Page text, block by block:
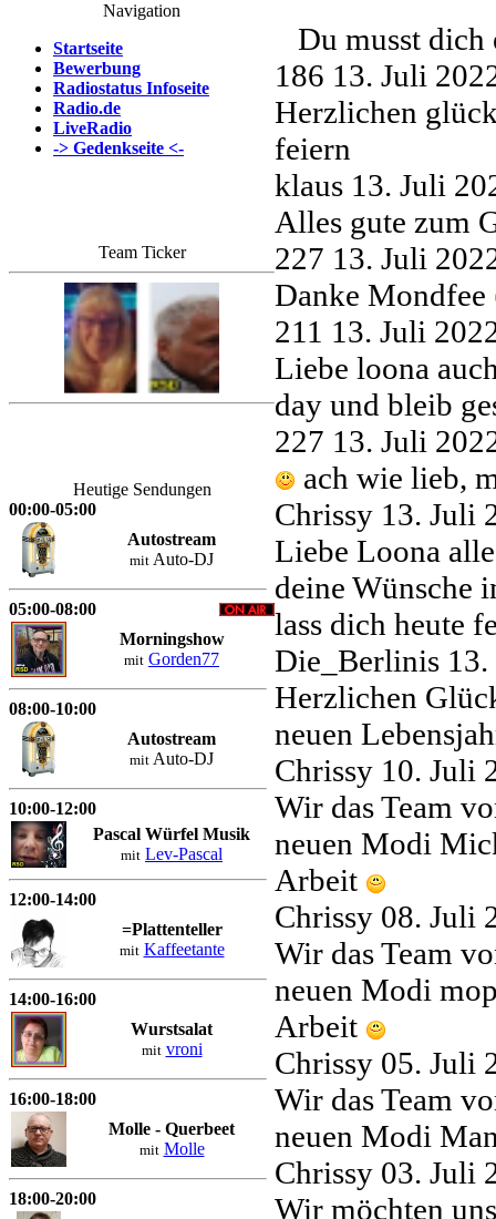
Navigation
Startseite
Bewerbung
Radiostatus Infoseite
Radio.de
LiveRadio
-> Gedenkseite <-
Team Ticker
Heutige Sendungen
00:00-05:00
Autostream
mit Auto-DJ
05:00-08:00
Morningshow
mit Gorden77
08:00-10:00
Autostream
mit Auto-DJ
10:00-12:00
Pascal Würfel Musik
mit Lev-Pascal
12:00-14:00
=Plattenteller
mit Kaffeetante
14:00-16:00
Wurstsalat
mit vroni
16:00-18:00
Molle - Querbeet
mit Molle
18:00-20:00
Du musst dich
186 13. Juli
Herzlichen
feiern
klaus 13. Juli
Alles gute zum
227 13. Juli
Danke Mondfee
211 13. Juli
Liebe loona
day und bleib
227 13. Juli
ach wie lieb,
Chrissy 13. Juli
Liebe Loona
deine Wünsche
lass dich heute
Die_Berlinis
Herzlichen
neuen
Chrissy 10. Juli
Wir das Team
neuen Modi
Arbeit
Chrissy 08. Juli
Wir das Team
neuen Modi
Arbeit
Chrissy 05. Juli
Wir das Team
neuen Modi
Chrissy 03. Juli
Wir möchten